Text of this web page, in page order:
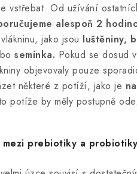
vstřebat. Od užívání
alespoň 2
jako jsou luštěniny,
semínka. Pokud se dosud
objevovaly pouze
některé z potíží, jako je
potíže by měly postupně
mezi prebiotiky a probiotiky